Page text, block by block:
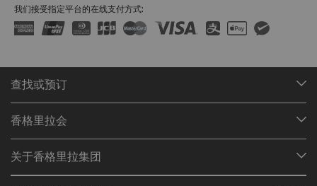
我们接受指定平台的在线支付方式:
查找或预订
查找预订
餐厅与酒吧
香格里拉会
加入香格里拉会
关于香格里拉集团